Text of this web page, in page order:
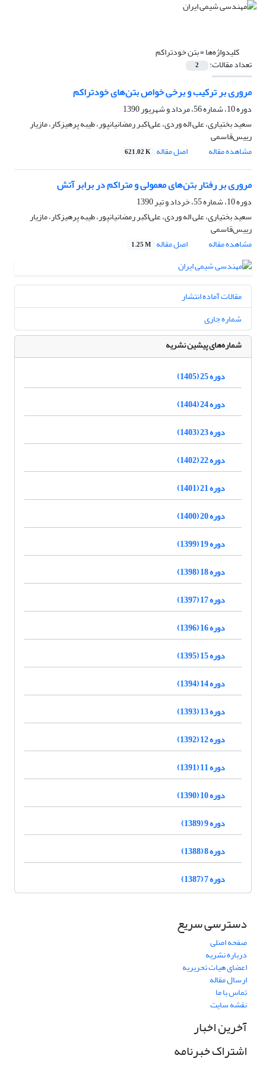
کلیدواژه‌ها =بتن خودتراکم
تعداد مقالات: 2
مروری بر ترکیب و برخی خواص بتن‌های خودتراکم
دوره 10، شماره 56، مرداد و شهریور 1390
سعید بختیاری، علی اله وردی، علی‌اکبر رمضانیانپور، طیبه پرهیزکار، مازیار
رییس‌قاسمی
مشاهده مقاله
اصل مقاله 621.02 K
مروری بر رفتار بتن‌های معمولی و متراکم در برابر آتش
دوره 10، شماره 55، خرداد و تیر 1390
سعید بختیاری، علی اله وردی، علی‌اکبر رمضانیانپور، طیبه پرهیزکار، مازیار
رییس‌قاسمی
مشاهده مقاله
اصل مقاله 1.25 M
مقالات آماده انتشار
شماره جاری
شماره‌های پیشین نشریه
دوره 25 (1405)
دوره 24 (1404)
دوره 23 (1403)
دوره 22 (1402)
دوره 21 (1401)
دوره 20 (1400)
دوره 19 (1399)
دوره 18 (1398)
دوره 17 (1397)
دوره 16 (1396)
دوره 15 (1395)
دوره 14 (1394)
دوره 13 (1393)
دوره 12 (1392)
دوره 11 (1391)
دوره 10 (1390)
دوره 9 (1389)
دوره 8 (1388)
دوره 7 (1387)
دسترسی سریع
صفحه اصلی
درباره نشریه
اعضای هیات تحریریه
ارسال مقاله
تماس با ما
نقشه سایت
آخرین اخبار
اشتراک خبرنامه